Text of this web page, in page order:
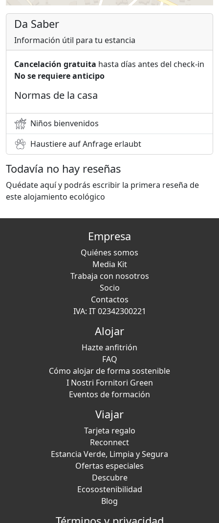
Da Saber
Información útil para tu estancia
Cancelación gratuita hasta días antes del check-in
No se requiere anticipo
Normas de la casa
Niños bienvenidos
Haustiere auf Anfrage erlaubt
Todavía no hay reseñas
Quédate aquí y podrás escribir la primera reseña de
este alojamiento ecológico
Empresa
Quiénes somos
Media Kit
Trabaja con nosotros
Socio
Contactos
IVA: IT 02342300221
Alojar
Hazte anfitrión
FAQ
Cómo alojar de forma sostenible
I Nostri Fornitori Green
Eventos de formación
Viajar
Tarjeta regalo
Reconnect
Estancia Verde, Limpia y Segura
Ofertas especiales
Descubre
Ecosostenibilidad
Blog